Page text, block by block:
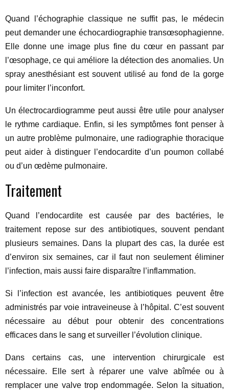
Quand l’échographie classique ne suffit pas, le médecin
peut demander une échocardiographie transœsophagienne.
Elle donne une image plus fine du cœur en passant par
l’œsophage, ce qui améliore la détection des anomalies. Un
spray anesthésiant est souvent utilisé au fond de la gorge
pour limiter l’inconfort.
Un électrocardiogramme peut aussi être utile pour analyser
le rythme cardiaque. Enfin, si les symptômes font penser à
un autre problème pulmonaire, une radiographie thoracique
peut aider à distinguer l’endocardite d’un poumon collabé
ou d’un œdème pulmonaire.
Traitement
Quand l’endocardite est causée par des bactéries, le
traitement repose sur des antibiotiques, souvent pendant
plusieurs semaines. Dans la plupart des cas, la durée est
d’environ six semaines, car il faut non seulement éliminer
l’infection, mais aussi faire disparaître l’inflammation.
Si l’infection est avancée, les antibiotiques peuvent être
administrés par voie intraveineuse à l’hôpital. C’est souvent
nécessaire au début pour obtenir des concentrations
efficaces dans le sang et surveiller l’évolution clinique.
Dans certains cas, une intervention chirurgicale est
nécessaire. Elle sert à réparer une valve abîmée ou à
remplacer une valve trop endommagée. Selon la situation,